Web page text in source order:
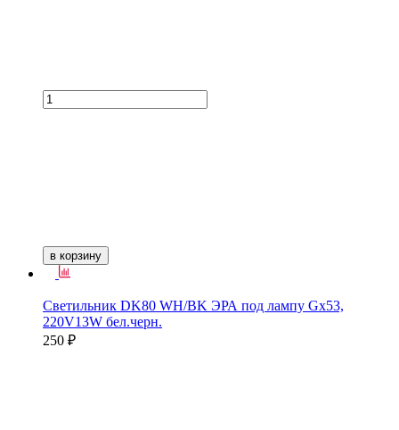
в корзину
Светильник DK80 WH/BK ЭРА под лампу Gх53,
220V13W бел.черн.
250 ₽